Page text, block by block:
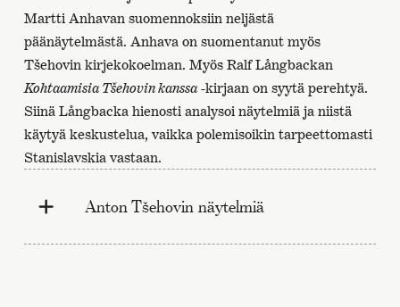
Martti Anhavan suomennoksiin neljästä
päänäytelmästä. Anhava on suomentanut myös
Tšehovin kirjekokoelman. Myös Ralf Långbackan
Kohtaamisia Tšehovin kanssa-kirjaan on syytä perehtyä.
Siinä Långbacka hienosti analysoi näytelmiä ja niistä
käytyä keskustelua, vaikka polemisoikin tarpeettomasti
Stanislavskia vastaan.
Anton Tšehovin näytelmiä